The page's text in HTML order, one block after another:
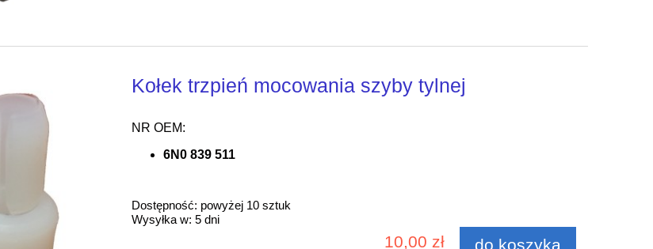
Kołek trzpień mocowania szyby tylnej
NR OEM:
6N0 839 511
Dostępność: powyżej 10 sztuk
Wysyłka w: 5 dni
10,00 zł do koszyka